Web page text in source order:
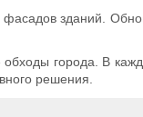
зданий.
города. В
решения.